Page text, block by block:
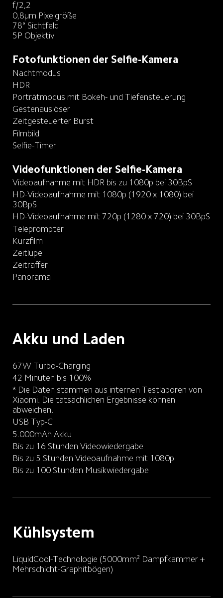
f/2,2
0,8μm Pixelgröße
78° Sichtfeld
5P Objektiv
Fotofunktionen der Selfie-Kamera
Nachtmodus
HDR
Porträtmodus mit Bokeh- und Tiefensteuerung
Gestenauslöser
Zeitgesteuerter Burst
Filmbild
Selfie-Timer
Videofunktionen der Selfie-Kamera
Videoaufnahme mit HDR bis zu 1080p bei 30BpS
HD-Videoaufnahme mit 1080p (1920 x 1080) bei
30BpS
HD-Videoaufnahme mit 720p (1280 x 720) bei 30BpS
Teleprompter
Kurzfilm
Zeitlupe
Zeitraffer
Panorama
Akku und Laden
42 Minuten bis 100%
* Die Daten stammen aus internen Testlaboren von
Xiaomi. Die tatsächlichen Ergebnisse können
abweichen.
USB Typ-C
5.000mAh Akku
Bis zu 16 Stunden Videowiedergabe
Bis zu 5 Stunden Videoaufnahme mit 1080p
Bis zu 100 Stunden Musikwiedergabe
Kühlsystem
LiquidCool-Technologie (5000mm² Dampfkammer +
Mehrschicht-Graphitbögen)